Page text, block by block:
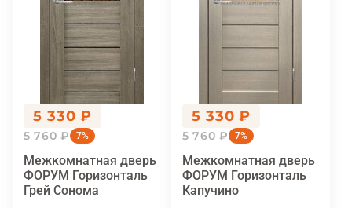
5 330 ₽
5 760 ₽ 7%
Межкомнатная дверь
ФОРУМ Горизонталь
Грей Сонома
5 330 ₽
5 760 ₽ 7%
Межкомнатная дверь
ФОРУМ Горизонталь
Капучино